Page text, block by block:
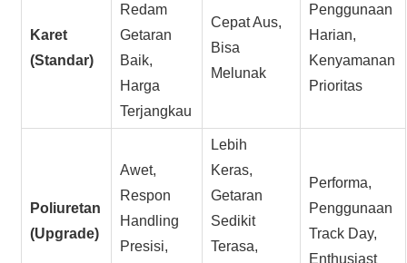
Karet
(Standar)
Redam
Getaran
Baik,
Harga
Terjangkau
Cepat Aus,
Bisa
Melunak
Penggunaan
Harian,
Kenyamanan
Prioritas
Poliuretan
(Upgrade)
Awet,
Respon
Handling
Presisi,
Lebih
Keras,
Getaran
Sedikit
Terasa,
Performa,
Penggunaan
Track Day,
Enthusiast